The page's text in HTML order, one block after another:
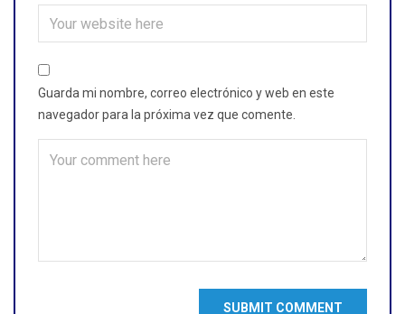
Guarda mi nombre, correo electrónico y web en este
navegador para la próxima vez que comente.